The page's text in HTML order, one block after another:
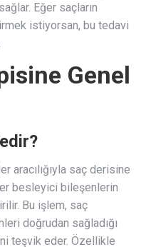
Eğer saçların
istiyorsan, bu tedavi
Genel
aracılığıyla saç derisine
besleyici bileşenlerin
Bu işlem, saç
doğrudan sağladığı
teşvik eder. Özellikle